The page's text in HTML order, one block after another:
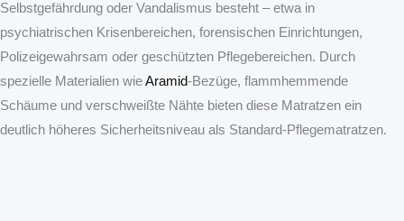
Selbstgefährdung oder Vandalismus besteht – etwa in
psychiatrischen Krisenbereichen, forensischen Einrichtungen,
Polizeigewahrsam oder geschützten Pflegebereichen. Durch
spezielle Materialien wieAramid‑Bezüge, flammhemmende
Schäume und verschweißte Nähte bieten diese Matratzen ein
deutlich höheres Sicherheitsniveau als Standard‑Pflegematratzen.